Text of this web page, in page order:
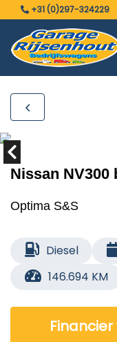
+31 (0)297-324229
Nissan NV300
Optima S&S
Diesel
146.694 KM